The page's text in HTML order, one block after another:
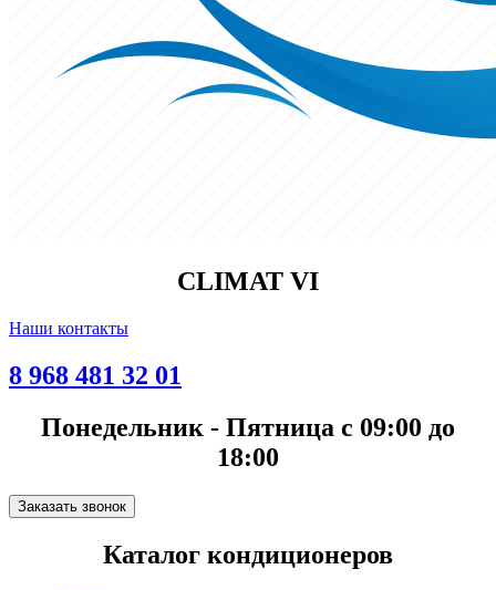
CLIMAT VI
Наши контакты
8 968 481 32 01
Понедельник - Пятница с 09:00 до
18:00
Заказать звонок
Каталог кондиционеров